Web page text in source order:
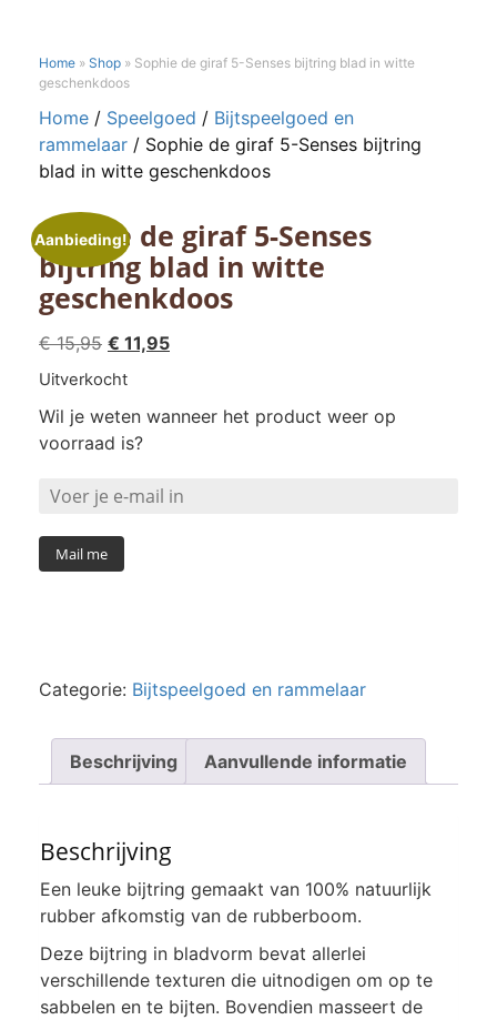
Home » Shop » Sophie de giraf 5-Senses bijtring blad in witte
geschenkdoos
Home / Speelgoed / Bijtspeelgoed en
rammelaar / Sophie de giraf 5-Senses bijtring
blad in witte geschenkdoos
Aanbieding!
Sophie de giraf 5-Senses
bijtring blad in witte
geschenkdoos
€15,95 Oorspronkelijke
prijs
€ 15,95.
€ 11,95Huidige
€ 11,95.
Uitverkocht
Wil je weten wanneer het product weer op
voorraad is?
Mail me
Categorie: Bijtspeelgoed en rammelaar
Beschrijving Aanvullende informatie
Beschrijving
Een leuke bijtring gemaakt van 100% natuurlijk
rubber afkomstig van de rubberboom.
Deze bijtring in bladvorm bevat allerlei
verschillende texturen die uitnodigen om op te
sabbelen en te bijten. Bovendien masseert de